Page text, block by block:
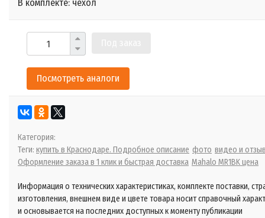
В комплекте: чехол
Посмотреть аналоги
Категория:
Теги: купить в Краснодаре. Подробное описание фото видео и
Оформление заказа в 1 клик и быстрая доставка Mahalo MR1BK цена
Информация о технических характеристиках, комплекте поставки,
изготовления, внешнем виде и цвете товара носит справочный
и основывается на последних доступных к моменту публикации